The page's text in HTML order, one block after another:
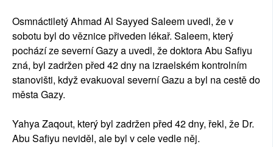
Osmnáctiletý Ahmad Al Sayyed Saleem uvedl, že v
sobotu byl do věznice přiveden lékař. Saleem, který
pochází ze severní Gazy a uvedl, že doktora Abu Safiyu
zná, byl zadržen před 42 dny na izraelském kontrolním
stanovišti, když evakuoval severní Gazu a byl na cestě do
města Gazy.
Yahya Zaqout, který byl zadržen před 42 dny, řekl, že Dr.
Abu Safiyu neviděl, ale byl v cele vedle něj.